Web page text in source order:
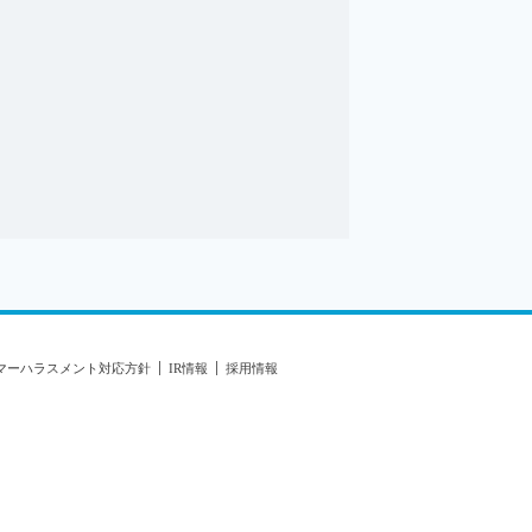
ーハラスメント対応方針 IR情報 採用情報